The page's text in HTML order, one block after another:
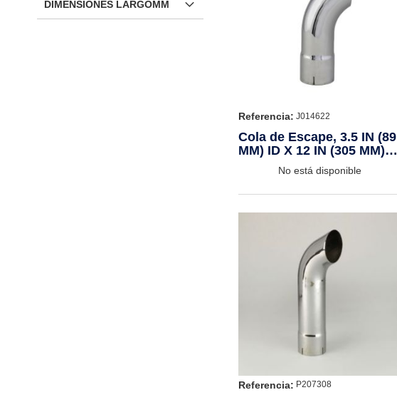
Referencia: J014622
Cola de Escape, 3.5 IN (89
MM) ID X 12 IN (305 MM)
CHROMENo está disponible
Referencia: P207308
DIMENSIONES LARGOMM